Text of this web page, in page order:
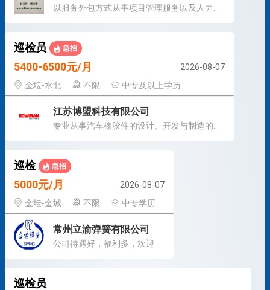
巡检员 急招
5400-6500元/月
2026-08-07
金坛-水北
不限 中专及以上学历
江苏博盟科技有限公司
巡检 急招
5000元/月
2026-08-07
金坛-金城
不限 中专学历
常州立渝弹簧有限公司
巡检员